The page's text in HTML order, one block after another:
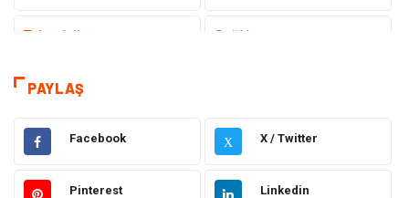
Teknoloji Sağlık
Teknoloji & İnternet
Elektrik & Elektronik Eğitim
Gıda Estetik ve Güzellik
PAYLAŞ
Facebook X X / Twitter
Pinterest Linkedin